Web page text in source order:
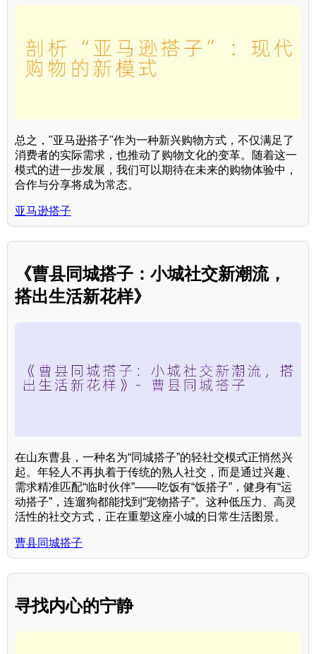
总之，"亚马逊搭子"作为一种新兴购物方式，不仅满足了
消费者的实际需求，也推动了购物文化的变革。随着这一
模式的进一步发展，我们可以期待在未来的购物体验中，
合作与分享将成为常态。
亚马逊搭子
《曹县同城搭子：小城社交新潮流，
搭出生活新花样》
在山东曹县，一种名为“同城搭子”的轻社交模式正悄然兴
起。年轻人不再执着于传统的熟人社交，而是通过兴趣、
需求精准匹配“临时伙伴”——吃饭有“饭搭子”，健身有“运
动搭子”，连遛狗都能找到“宠物搭子”。这种低压力、高灵
活性的社交方式，正在重塑这座小城的日常生活图景。
曹县同城搭子
寻找内心的宁静